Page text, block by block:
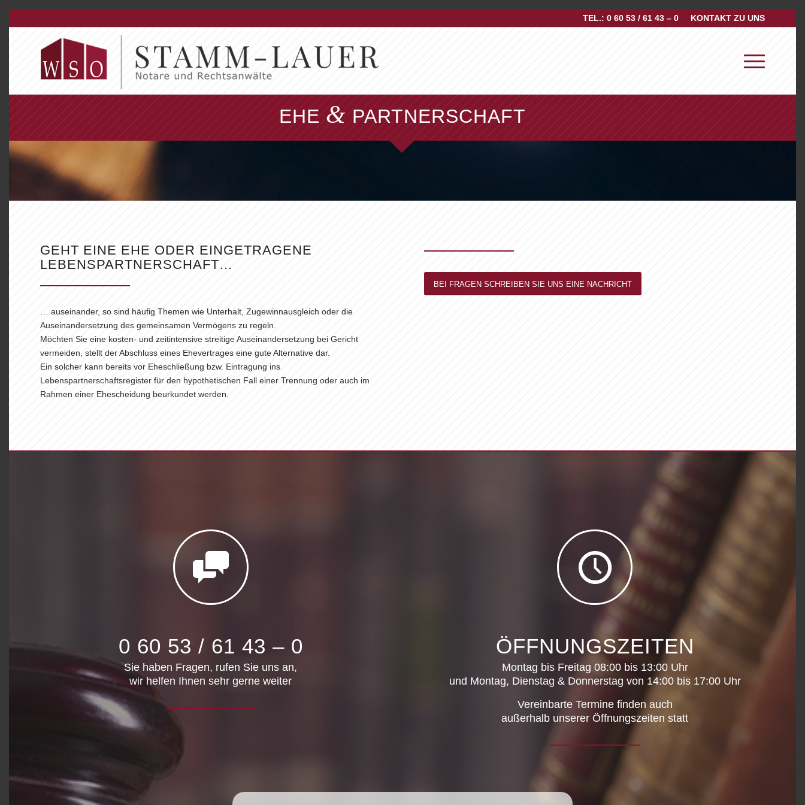
KONTAKT ZU UNS
TEL.: 0 60 53 / 61 43 – 0
EHE&PARTNERSCHAFT
GEHT EINE EHE ODER EINGETRAGENE
LEBENSPARTNERSCHAFT…
… auseinander, so sind häufig Themen wie Unterhalt, Zugewinnausgleich oder die
Auseinandersetzung des gemeinsamen Vermögens zu regeln.
Möchten Sie eine kosten- und zeitintensive streitige Auseinandersetzung bei Gericht
vermeiden, stellt der Abschluss eines Ehevertrages eine gute Alternative dar.
Ein solcher kann bereits vor Eheschließung bzw. Eintragung ins
Lebenspartnerschaftsregister für den hypothetischen Fall einer Trennung oder auch im
Rahmen einer Ehescheidung beurkundet werden.
BEI FRAGEN SCHREIBEN SIE UNS EINE NACHRICHT
0 60 53 / 61 43 – 0
Sie haben Fragen, rufen Sie uns an,
wir helfen Ihnen sehr gerne weiter
ÖFFNUNGSZEITEN
Montag bis Freitag 08:00 bis 13:00 Uhr
und Montag, Dienstag & Donnerstag von 14:00 bis 17:00 Uhr
Vereinbarte Termine finden auch
außerhalb unserer Öffnungszeiten statt